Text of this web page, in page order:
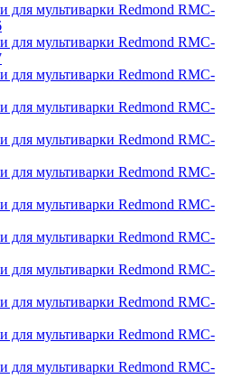
для мультиварки Redmond RMC-
для мультиварки Redmond RMC-
для мультиварки Redmond RMC-
для мультиварки Redmond RMC-
для мультиварки Redmond RMC-
для мультиварки Redmond RMC-
для мультиварки Redmond RMC-
для мультиварки Redmond RMC-
для мультиварки Redmond RMC-
для мультиварки Redmond RMC-
для мультиварки Redmond RMC-
для мультиварки Redmond RMC-